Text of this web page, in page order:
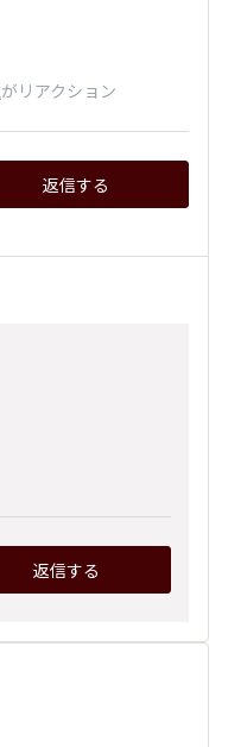
がリアクション
返信する
返信する